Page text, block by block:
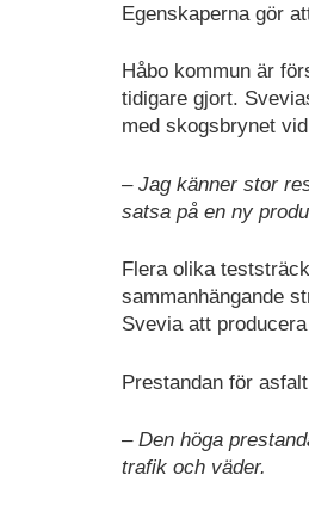
Egenskaperna gör
Håbo kommun är
tidigare gjort.
med skogsbrynet
– Jag känner stor
satsa på en ny
Flera olika
sammanhängande
Svevia att
Prestandan för
– Den höga
trafik och väder.